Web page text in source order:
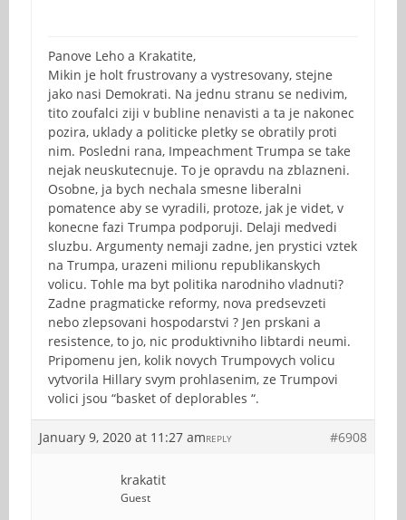
Panove Leho a Krakatite,
Mikin je holt frustrovany a vystresovany, stejne
jako nasi Demokrati. Na jednu stranu se nedivim,
tito zoufalci ziji v bubline nenavisti a ta je nakonec
pozira, uklady a politicke pletky se obratily proti
nim. Posledni rana, Impeachment Trumpa se take
nejak neuskutecnuje. To je opravdu na zblazneni.
Osobne, ja bych nechala smesne liberalni
pomatence aby se vyradili, protoze, jak je videt, v
konecne fazi Trumpa podporuji. Delaji medvedi
sluzbu. Argumenty nemaji zadne, jen prystici vztek
na Trumpa, urazeni milionu republikanskych
volicu. Tohle ma byt politika narodniho vladnuti?
Zadne pragmaticke reformy, nova predsevzeti
nebo zlepsovani hospodarstvi ? Jen prskani a
resistence, to jo, nic produktivniho libtardi neumi.
Pripomenu jen, kolik novych Trumpovych volicu
vytvorila Hillary svym prohlasenim, ze Trumpovi
volici jsou “basket of deplorables “.
January 9, 2020 at 11:27 am #6908
REPLY
krakatit
Guest